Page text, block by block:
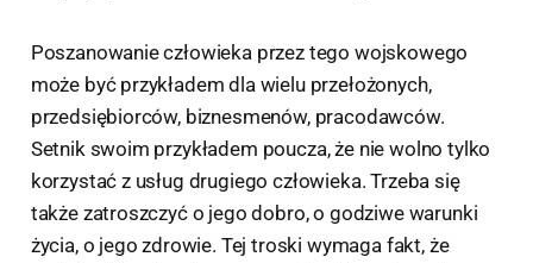
Poszanowanie człowieka przez tego wojskowego
może być przykładem dla wielu przełożonych,
przedsiębiorców, biznesmenów, pracodawców.
Setnik swoim przykładem poucza, że nie wolno tylko
korzystać z usług drugiego człowieka. Trzeba się
także zatroszczyć o jego dobro, o godziwe warunki
życia, o jego zdrowie. Tej troski wymaga fakt, że